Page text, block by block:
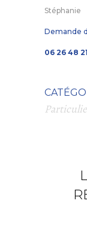
Stéphanie
Demande
06 26 48